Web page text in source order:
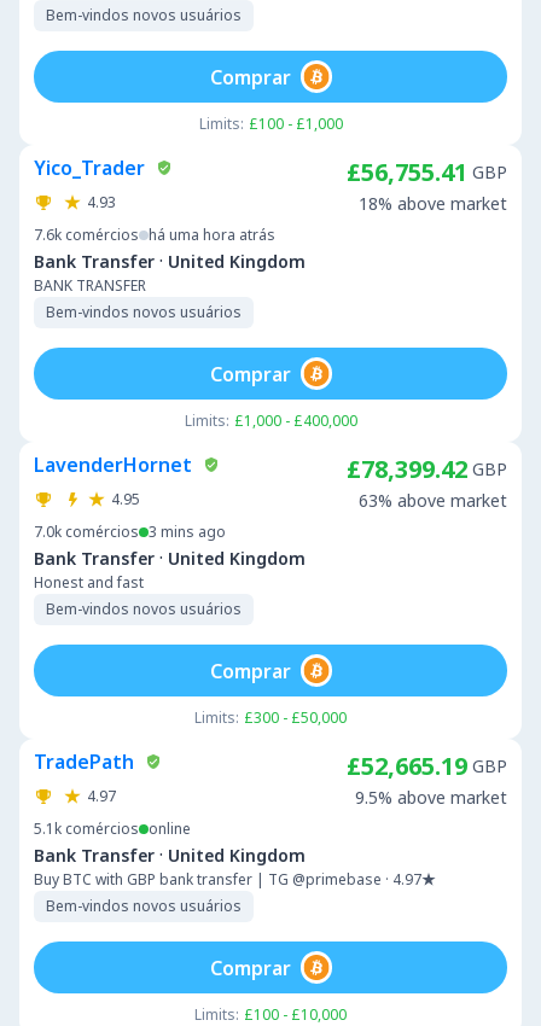
Bem-vindos novos usuários
Limits: £100 - £1,000
Comprar
Yico_Trader
4.93
7.6k comércios há uma hora atrás
Bank Transfer · United Kingdom
BANK TRANSFER
Bem-vindos novos usuários
£56,755.41 GBP
18% above market
Limits: £1,000 - £400,000
Comprar
LavenderHornet
4.95
7.0k comércios 3 mins ago
Bank Transfer · United Kingdom
Honest and fast
Bem-vindos novos usuários
£78,399.42 GBP
63% above market
Limits: £300 - £50,000
Comprar
TradePath
4.97
5.1k comércios online
Bank Transfer · United Kingdom
Buy BTC with GBP bank transfer | TG @primebase · 4.97★
Bem-vindos novos usuários
£52,665.19 GBP
9.5% above market
Limits: £100 - £10,000
Comprar